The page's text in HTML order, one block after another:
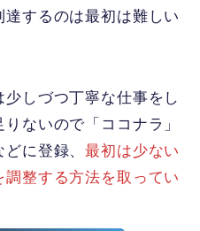
するのは最初は難しい
しづつ丁寧な仕事をし
ないので「ココナラ」
どに登録、最初は少ない
整する方法を取ってい